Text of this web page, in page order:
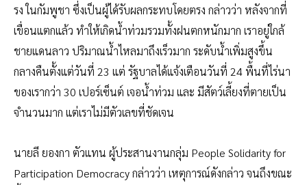
รง ในกัมพูชา ซึ่งเป็นผู้ได้รับผลกระทบโดยตรง กล่าวว่า หลังจากที่
เขื่อนแตกแล้ว ทำให้เกิดน้ำท่วมรวมทั้งฝนตกหนักมาก เราอยู่ใกล้
ชายแดนลาว ปริมาณน้ำไหลมาถึงเร็วมาก ระดับน้ำเพิ่มสูงขึ้น
กลางคืนตั้งแต่วันที่ 23 แต่ รัฐบาลได้แจ้งเตือนวันที่ 24 พื้นที่ไร่นา
ของเรากว่า 30 เปอร์เซ็นต์ เจอน้ำท่วม และ มีสัตว์เลี้ยงที่ตายเป็น
จำนวนมาก แต่เราไม่มีตัวเลขที่ชัดเจน
นายลี ยองกา ตัวแทน ผู้ประสานงานกลุ่ม People Solidarity for
Participation Democracy กล่าวว่า เหตุการณ์ดังกล่าว จนถึงขณะ